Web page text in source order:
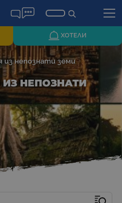
ХОТЕЛИ
из непознати земи
НЕПОЗНАТИ